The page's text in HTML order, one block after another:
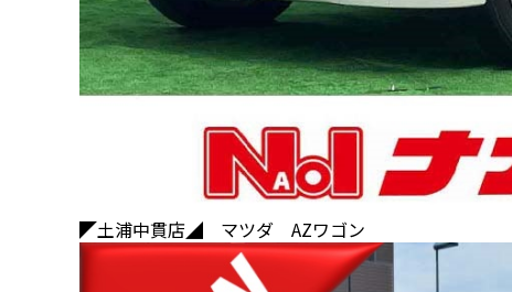
◤土浦中貫店◢ マツダ AZワゴン